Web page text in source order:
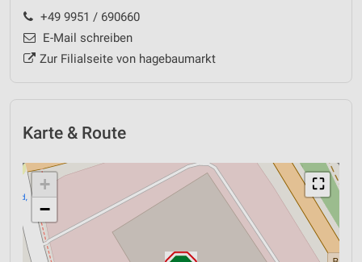
+49 9951 / 690660
E-Mail schreiben
Zur Filialseite von hagebaumarkt
Karte & Route
⛶
+
−